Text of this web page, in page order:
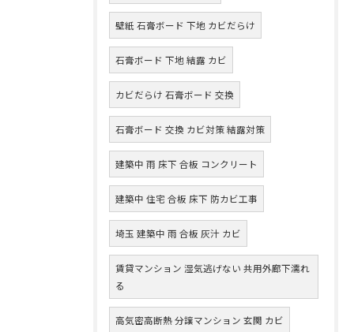
壁紙 石膏ボード 下地 カビだらけ
石膏ボード 下地 結露 カビ
カビだらけ 石膏ボード 交換
石膏ボード 交換 カビ対策 結露対策
建築中 雨 床下 合板 コンクリート
建築中 住宅 合板 床下 防カビ工事
埼玉 建築中 雨 合板 灰汁 カビ
賃貸マンション 湿気逃げない 共用外廊下濡れ
る
高気密高断熱 分譲マンション 玄関 カビ